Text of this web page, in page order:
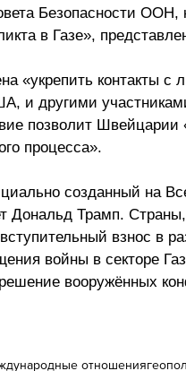
Безопасности
в Газе»,
«укрепить контакты
и другими
позволит
процесса».
созданный на
Дональд Трамп.
взнос в
войны в секторе
вооружённых
отношения